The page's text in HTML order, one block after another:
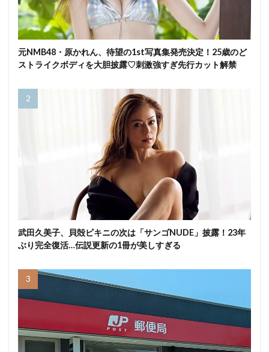
元NMB48・原かれん、待望の1st写真集発売決定！25歳のど
ストライクボディを大胆披露♡刺激強すぎ先行カット解禁
武田久美子、貝殻ビキニの次は「サンゴNUDE」披露！23年
ぶり完全復活…伝説更新の1冊が美しすぎる